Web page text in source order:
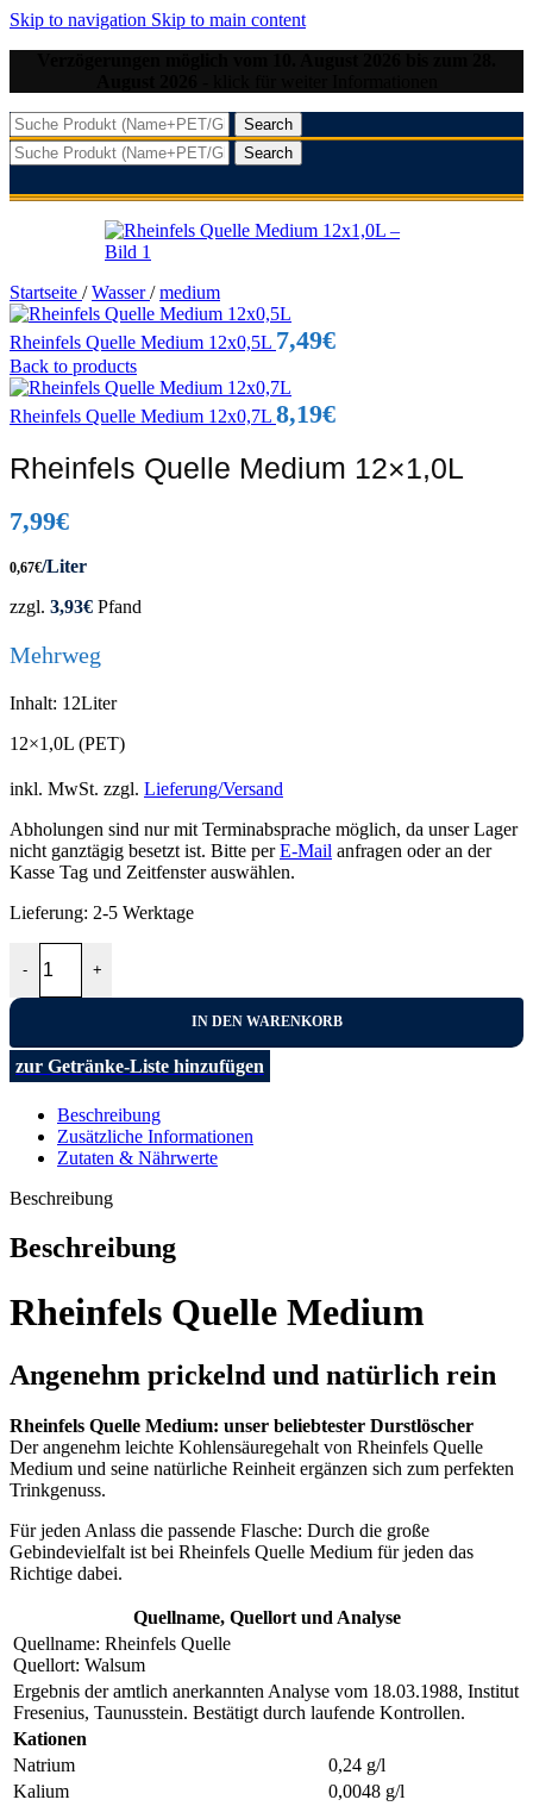
Skip to navigation Skip to main content
Search
Search
Startseite / Wasser/ medium
Rheinfels Quelle Medium 12x0,5L 7,49€
Back to products
Rheinfels Quelle Medium 12x0,7L 8,19€
Rheinfels Quelle Medium 12×1,0L
7,99€
0,67€/Liter
zzgl. 3,93€ Pfand
Mehrweg
Inhalt: 12Liter
12×1,0L (PET)
inkl. MwSt. zzgl. Lieferung/Versand
Abholungen sind nur mit Terminabsprache möglich, da unser Lager
nicht ganztägig besetzt ist. Bitte perE-Mail anfragen oder an der
Kasse Tag und Zeitfenster auswählen.
Lieferung: 2-5 Werktage
- +
IN DEN WARENKORB
zur Getränke-Liste hinzufügen
Beschreibung
Zusätzliche Informationen
Zutaten & Nährwerte
Beschreibung
Beschreibung
Rheinfels Quelle Medium
Angenehm prickelnd und natürlich rein
Rheinfels Quelle Medium: unser beliebtester Durstlöscher
Der angenehm leichte Kohlensäuregehalt von Rheinfels Quelle
Medium und seine natürliche Reinheit ergänzen sich zum perfekten
Trinkgenuss.
Für jeden Anlass die passende Flasche: Durch die große
Gebindevielfalt ist bei Rheinfels Quelle Medium für jeden das
Richtige dabei.
Quellname, Quellort und Analyse
Quellname: Rheinfels Quelle
Quellort: Walsum
Ergebnis der amtlich anerkannten Analyse vom 18.03.1988, Institut
Fresenius, Taunusstein. Bestätigt durch laufende Kontrollen.
Kationen
Natrium
0,24 g/l
Kalium
0,0048 g/l